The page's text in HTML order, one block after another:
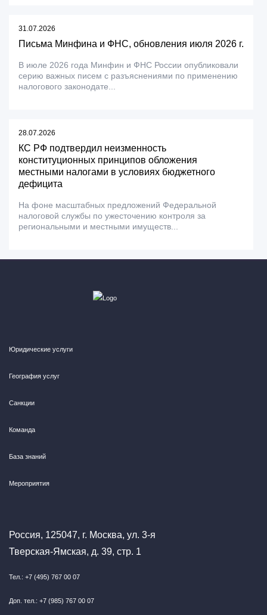
31.07.2026
Письма Минфина и ФНС, обновления июля 2026 г.
В июле 2026 года Минфин и ФНС России опубликовали
серию важных писем с разъяснениями по применению
налогового законодате...
28.07.2026
КС РФ подтвердил неизменность
конституционных принципов обложения
местными налогами в условиях бюджетного
дефицита
На фоне масштабных предложений Федеральной
налоговой службы по ужесточению контроля за
региональными и местными имуществ...
Юридические услуги
География услуг
Санкции
Команда
База знаний
Мероприятия
Россия, 125047, г. Москва, ул. 3-я
Тверская-Ямская, д. 39, стр. 1
Тел.: +7 (495) 767 00 07
Доп. тел.: +7 (985) 767 00 07